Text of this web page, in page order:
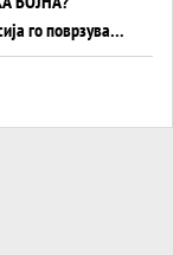
го поврзува
бојно
ПРЕСТИЖ